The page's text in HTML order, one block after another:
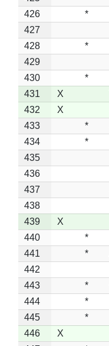
426
*
427
428
*
429
430
*
431
X
432
X
433
*
434
*
435
436
437
438
439
X
440
*
441
*
442
443
*
444
*
445
*
446
X